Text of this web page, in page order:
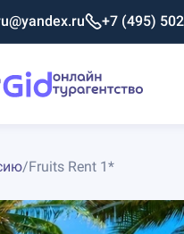
+7 (495)
/Fruits Rent 1*